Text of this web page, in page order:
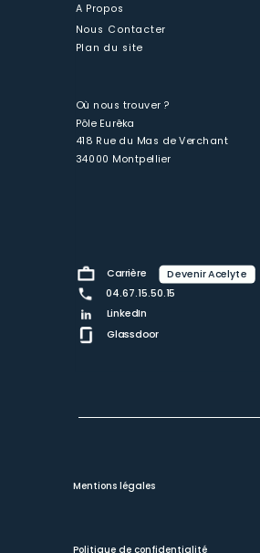
A Propos
Nous Contacter
Plan du site
Où nous trouver ?
Pôle Eurêka
418 Rue du Mas de Verchant
34000 Montpellier
Carrière
Devenir Acelyte
04.67.15.50.15
LinkedIn
Glassdoor
Mentions légales
Politique de confidentialité